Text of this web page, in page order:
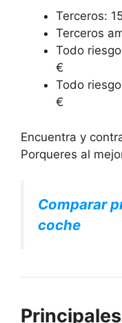
Terceros:
Terceros
Todo
€
Todo
€
Encuentra y
Porqueres al
Comparar
coche